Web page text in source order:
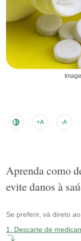
+A -A
Aprenda como
evite danos à
Se preferir, vá direto
1. Descarte de